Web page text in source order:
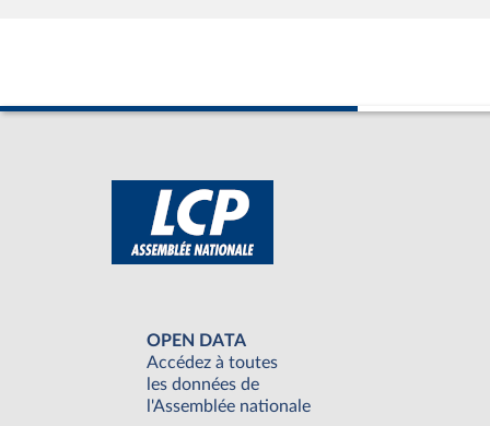
OPEN DATA
Accédez à toutes
les données de
l'Assemblée nationale